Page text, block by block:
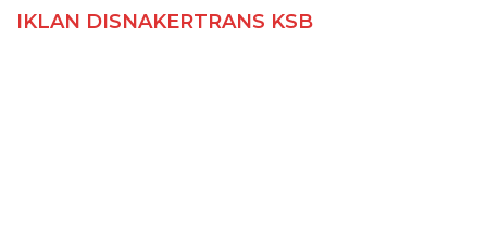
IKLAN DISNAKERTRANS KSB